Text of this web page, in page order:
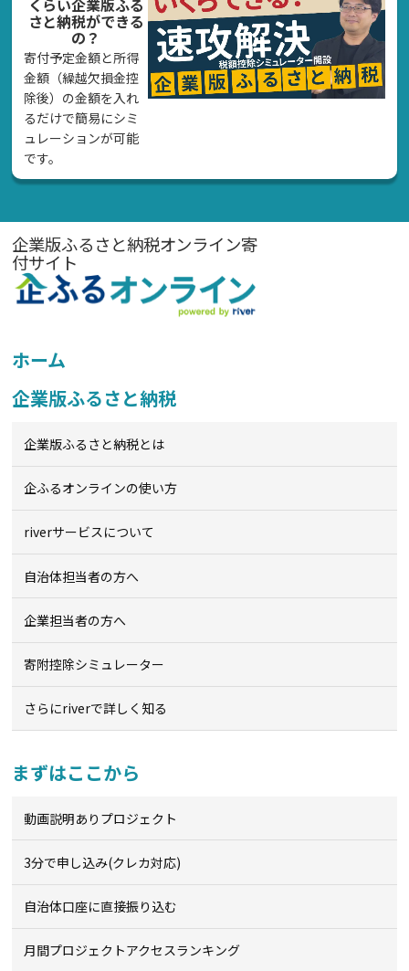
くらい企業版ふる
さと納税ができる
の？
寄付予定金額と所得
金額（繰越欠損金控
除後）の金額を入れ
るだけで簡易にシミ
ュレーションが可能
です。
企業版ふるさと納税オンライン寄
付サイト
ホーム
企業版ふるさと納税
企業版ふるさと納税とは
企ふるオンラインの使い方
riverサービスについて
自治体担当者の方へ
企業担当者の方へ
寄附控除シミュレーター
さらにriverで詳しく知る
まずはここから
動画説明ありプロジェクト
3分で申し込み(クレカ対応)
自治体口座に直接振り込む
月間プロジェクトアクセスランキング